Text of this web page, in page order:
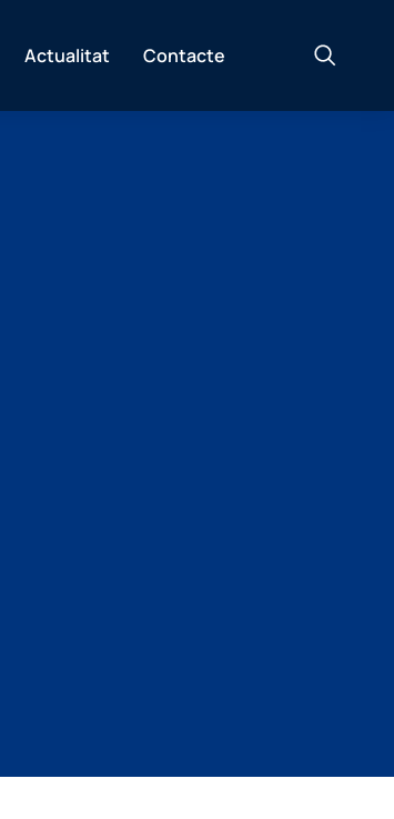
Actualitat Contacte